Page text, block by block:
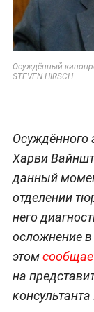
Осуждённый
STEVEN HIRSCH
Осуждённого
Харви
данный
отделении
него
осложнение
этом
на